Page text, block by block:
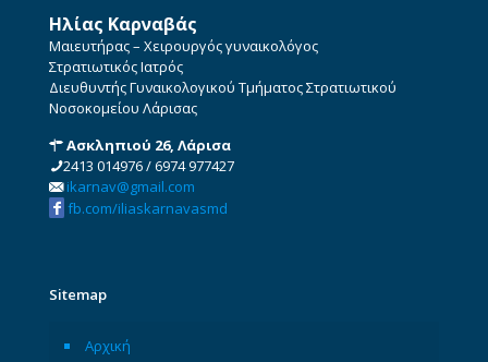
Ηλίας Καρναβάς
Μαιευτήρας – Χειρουργός γυναικολόγος
Στρατιωτικός Ιατρός
Διευθυντής Γυναικολογικού Τμήματος Στρατιωτικού
Νοσοκομείου Λάρισας
Ασκληπιού 26, Λάρισα
2413 014976/6974 977427
ikarnav@gmail.com
fb.com/iliaskarnavasmd
Sitemap
Αρχική